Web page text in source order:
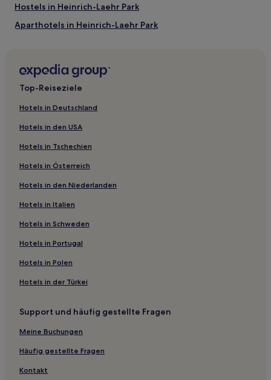
The Story of Berlin
Theater und Komödie am Kurfürstendamm
Theater des Westens
Hostels in Heinrich-Laehr Park
Aparthotels in Heinrich-Laehr Park
Ferienwohnungen in Berlin
Hostels in Thermometersiedlung
Pensionen in Thermometersiedlung
Hotels nahe Contemporary Fine Arts
Hotels nahe Deutsche Bank KunstHalle
Hotels nahe Grips-Theater
Hotels nahe GDR Border Watchtower Erna-Berger-Strasse
Hotels nahe Kulturforum
Hotels nahe U-Bahnhof Nauener Platz
Hotels nahe Sammlung Kindheit & Jugend
Hotels nahe Boulevard der Stars
Hotels nahe Weinhaus Huth
Hotels nahe Berlinale Palast
Hotels nahe Ramones Museum
Top-Reiseziele
Hotels in Deutschland
Hotels in den USA
Hotels in Tschechien
Hotels in Österreich
Hotels in den Niederlanden
Hotels in Italien
Hotels in Schweden
Hotels in Portugal
Hotels in Polen
Hotels in der Türkei
Support und häufig gestellte Fragen
Meine Buchungen
Häufig gestellte Fragen
Kontakt